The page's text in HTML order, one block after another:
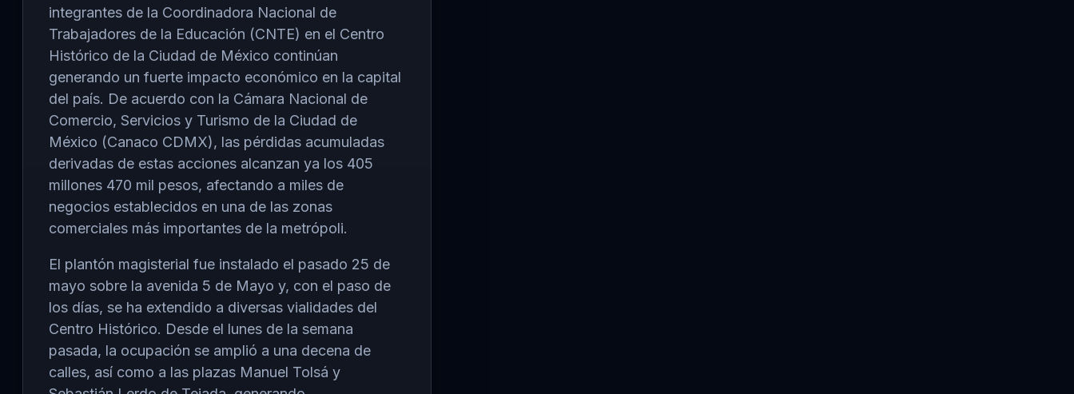
integrantes de la Coordinadora Nacional de
Trabajadores de la Educación (CNTE) en el Centro
Histórico de la Ciudad de México continúan
generando un fuerte impacto económico en la capital
del país. De acuerdo con la Cámara Nacional de
Comercio, Servicios y Turismo de la Ciudad de
México (Canaco CDMX), las pérdidas acumuladas
derivadas de estas acciones alcanzan ya los 405
millones 470 mil pesos, afectando a miles de
negocios establecidos en una de las zonas
comerciales más importantes de la metrópoli.
El plantón magisterial fue instalado el pasado 25 de
mayo sobre la avenida 5 de Mayo y, con el paso de
los días, se ha extendido a diversas vialidades del
Centro Histórico. Desde el lunes de la semana
pasada, la ocupación se amplió a una decena de
calles, así como a las plazas Manuel Tolsá y